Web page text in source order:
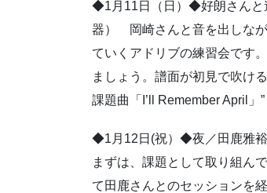
◆1月11日（日）◆好朗さん
器） 岡崎さんと音を出しな
ていくアドリブの練習会です
ましょう。譜面が初見で吹け
課題曲「I’ll Remember April」”
◆1月12日(祝）◆夜／田鹿雅
まずは、課題として取り組ん
て田鹿さんとのセッションを